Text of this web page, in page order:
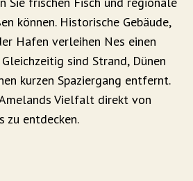
können. Historische Gebäude,
Hafen verleihen Nes einen
sind Strand, Dünen
kurzen Spaziergang entfernt.
Vielfalt direkt von
zu entdecken.